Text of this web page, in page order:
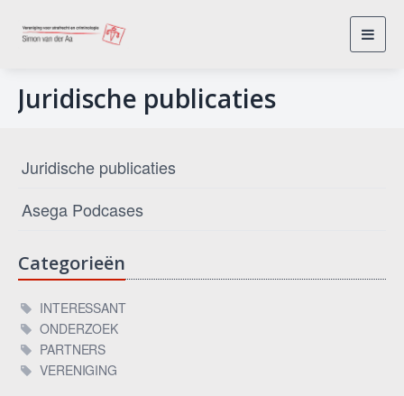
Juridische publicaties
Juridische publicaties
Asega Podcases
Categorieën
INTERESSANT
ONDERZOEK
PARTNERS
VERENIGING